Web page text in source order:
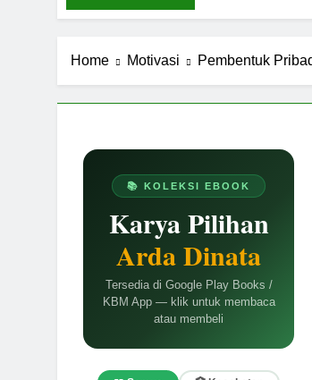
Home Motivasi Pembentuk
📚 KOLEKSI EBOOK
Karya Pilihan
Arda Dinata
Tersedia di Google Play Books /
KBM App — klik untuk membaca
atau membeli